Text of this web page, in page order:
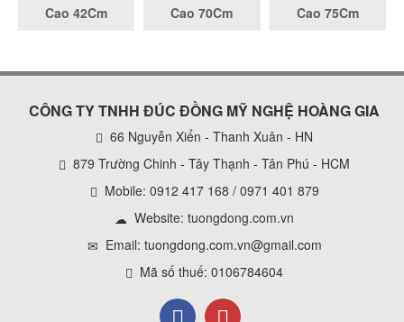
Cao 42Cm
Cao 70Cm
Cao 75Cm
CÔNG TY TNHH ĐÚC ĐỒNG MỸ NGHỆ HOÀNG GIA
66 Nguyễn Xiển - Thanh Xuân - HN
879 Trường Chinh - Tây Thạnh - Tân Phú - HCM
Mobile: 0912 417 168 / 0971 401 879
Website: tuongdong.com.vn
Email: tuongdong.com.vn@gmail.com
Mã số thuế: 0106784604